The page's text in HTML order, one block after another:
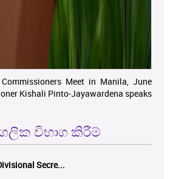
Meet in Manila, June
Kishali Pinto-Jayawardena speaks
විභාග කිරීම්
Secre...